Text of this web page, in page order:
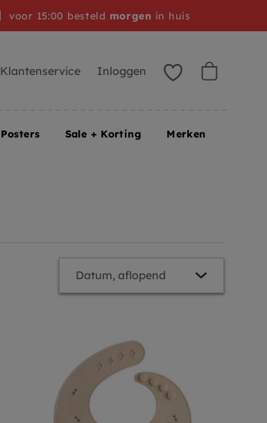
voor 15:00 besteld morgen in huis
Klantenservice Inloggen
Posters Sale + Korting Merken